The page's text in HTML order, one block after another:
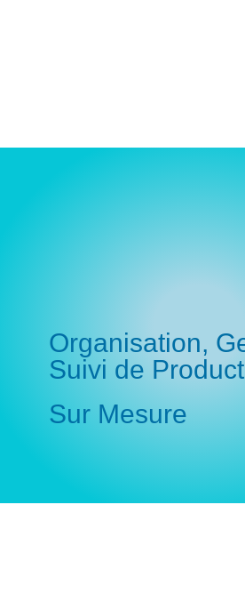
Organisation,
Suivi de
Sur Mesure